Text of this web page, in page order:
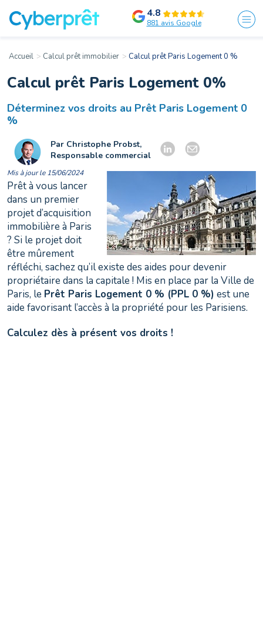
4.8
881 avis Google
Accueil Calcul prêt immobilier Calcul prêt Paris Logement 0 %
Calcul prêt Paris Logement 0%
Déterminez vos droits au Prêt Paris Logement 0
%
Par Christophe Probst,
Responsable commercial
Mis à jour le 15/06/2024
Prêt à vous lancer
dans un premier
projet d’acquisition
immobilière à Paris
? Si le projet doit
être mûrement
réfléchi, sachez qu’il existe des aides pour devenir
propriétaire dans la capitale ! Mis en place par la Ville de
Paris, le Prêt Paris Logement 0 % (PPL 0 %) est une
aide favorisant l’accès à la propriété pour les Parisiens.
Calculez dès à présent vos droits !